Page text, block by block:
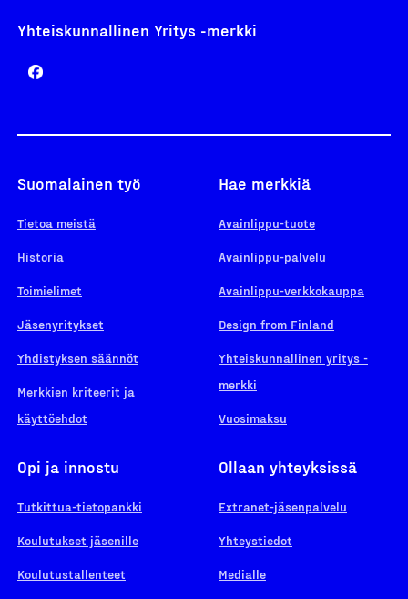
Yhteiskunnallinen Yritys -merkki
Suomalainen työ
Tietoa meistä
Historia
Toimielimet
Jäsenyritykset
Yhdistyksen säännöt
Merkkien kriteerit ja
käyttöehdot
Hae merkkiä
Avainlippu-tuote
Avainlippu-palvelu
Avainlippu-verkkokauppa
Design from Finland
Yhteiskunnallinen yritys -
merkki
Vuosimaksu
Opi ja innostu
Tutkittua-tietopankki
Koulutukset jäsenille
Koulutustallenteet
Ollaan yhteyksissä
Extranet-jäsenpalvelu
Yhteystiedot
Medialle